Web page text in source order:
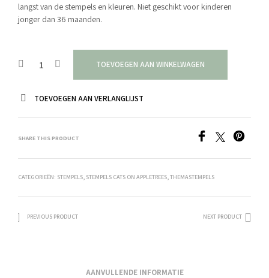
langst van de stempels en kleuren. Niet geschikt voor kinderen
jonger dan 36 maanden.
TOEVOEGEN AAN WINKELWAGEN
TOEVOEGEN AAN VERLANGLIJST
SHARE THIS PRODUCT
CATEGORIEËN: STEMPELS, STEMPELS CATS ON APPLETREES,THEMASTEMPELS
PREVIOUS PRODUCT NEXT PRODUCT
AANVULLENDE INFORMATIE